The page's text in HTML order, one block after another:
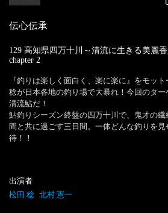
伝心伝承
129 高知県四万十川～清流に生きる美麗
chapter 2
『釣りは楽しく面白く、楽に楽に』をモッ
稔が日本各地の釣り場で大暴れ！今回のタ
清流鮎だ！
鮎釣りシーズン終盤の四万十川で、鬼才の
間と共に過ごす三日間。一体どんな釣りを
待！！
出演者
松田 稔 北村 憲一